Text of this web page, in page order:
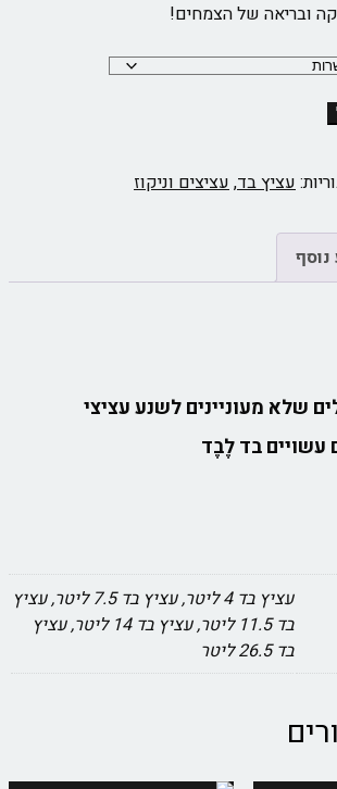
ובריאה של הצמחים!
עציץ בד,עציצים וניקוז
שלא מעוניינים לשנע עציצי
עשויים בד לֶבֶד
עציץ בד 4 ליטר, עציץ בד 7.5 ליטר, עציץ
בד 11.5 ליטר, עציץ בד 14 ליטר, עציץ
בד 26.5 ליטר